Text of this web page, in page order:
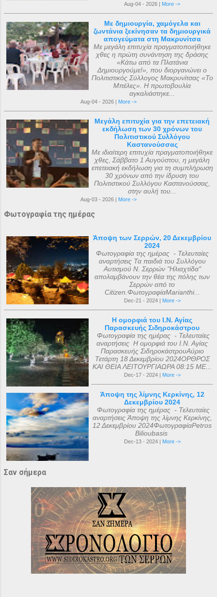
Aug-04 - 2026 | More ->
Με δημιουργία, χαμόγελα και
ζωντάνια ξεκίνησαν τα δημιουργικά
απογεύματα στη Μακρυνίτσα
Με μεγάλη επιτυχία πραγματοποιήθηκε
χθες η πρώτη συνάντηση της δράσης
«Κάτω από τα Πλατάνια
Δημιουργούμε!», που διοργανώνει ο
Πολιτιστικός Σύλλογος Μακρυνίτσας «Το
Μπέλες». Η πρωτοβουλία
αγκαλιάστηκε...
Aug-04 - 2026 | More ->
Μεγάλη επιτυχία για την επετειακή
εκδήλωση των 30 χρόνων του
Πολιτιστικού Συλλόγου
Καστανούσσας
Με ιδιαίτερη επιτυχία πραγματοποιήθηκε
χθες, Σάββατο 1 Αυγούστου, η μεγάλη
επετειακή εκδήλωση για τη συμπλήρωση
30 χρόνων από την ίδρυση του
Πολιτιστικού Συλλόγου Καστανούσσας,
στην αυλή του...
Aug-03 - 2026 | More ->
Φωτογραφία της ημέρας
Άποψη των Σερρών, 20 Δεκεμβρίου
2024
Φωτογραφία της ημέρας - Τελευταίες
αναρτήσεις Τα παιδιά του Συλλόγου
Αυτισμού Ν. Σερρών "Ηλιαχτίδα"
απολαμβάνουν την θέα της πόλης των
Σερρών από το
Citizen.ΦωτογραφίαMarianthi...
Dec-21 - 2024 | More ->
Η ομορφιά του Ι.Ν. Αγίας
Παρασκευής Σιδηροκάστρου
Φωτογραφία της ημέρας - Τελευταίες
αναρτήσεις Η ομορφιά του Ι.Ν. Αγίας
Παρασκευής ΣιδηροκάστρουΑύριο
Τετάρτη 18 Δεκεμβρίου 2024ΟΡΘΡΟΣ
ΚΑΙ ΘΕΙΑ ΛΕΙΤΟΥΡΓΙΑΩΡΑ 08:15 ΜΕ...
Dec-17 - 2024 | More ->
Άποψη της λίμνης Κερκίνης, 12
Δεκεμβρίου 2024
Φωτογραφία της ημέρας - Τελευταίες
αναρτήσεις Άποψη της λίμνης Κερκίνης,
12 Δεκεμβρίου 2024ΦωτογραφίαPetros
Bilioubasis
Dec-13 - 2024 | More ->
Σαν σήμερα